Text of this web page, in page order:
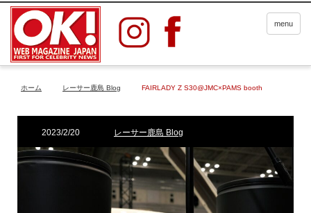
menu
ホーム レーサー鹿島 Blog FAIRLADY Z S30@JMC×PAMS booth
2023/2/20 レーサー鹿島 Blog